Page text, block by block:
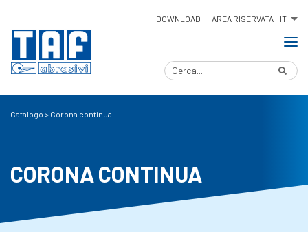
DOWNLOAD AREA RISERVATA IT
Catalogo > Corona continua
CORONA CONTINUA